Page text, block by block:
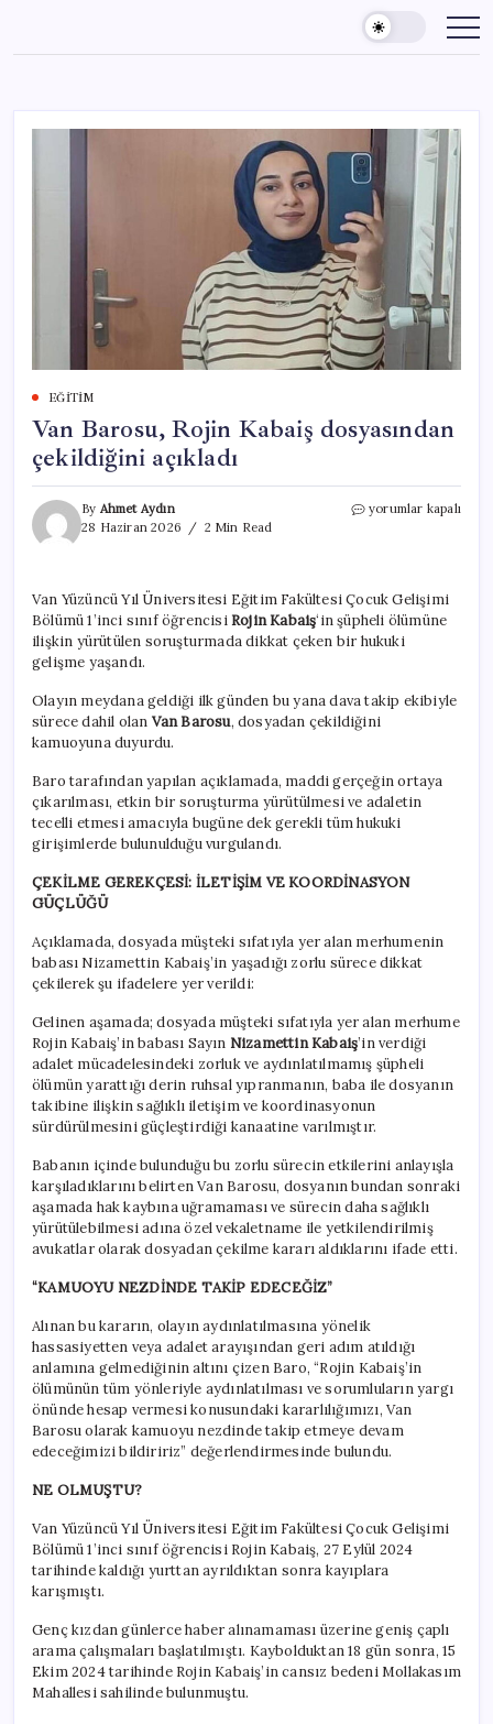
content
EĞITIM
Van Barosu, Rojin Kabaiş dosyasından
çekildiğini açıkladı
By Ahmet Aydın
28 Haziran 2026
2 Min Read
Van
çekildiğini
açıkladı
için
yorumlar kapalı
Van Yüzüncü Yıl Üniversitesi Eğitim Fakültesi Çocuk Gelişimi
Bölümü 1’inci sınıf öğrencisiRojin Kabaiş‘in şüpheli ölümüne
ilişkin yürütülen soruşturmada dikkat çeken bir hukuki
gelişme yaşandı.
Olayın meydana geldiği ilk günden bu yana dava takip ekibiyle
sürece dahil olan Van Barosu, dosyadan çekildiğini
kamuoyuna duyurdu.
Baro tarafından yapılan açıklamada, maddi gerçeğin ortaya
çıkarılması, etkin bir soruşturma yürütülmesi ve adaletin
tecelli etmesi amacıyla bugüne dek gerekli tüm hukuki
girişimlerde bulunulduğu vurgulandı.
ÇEKİLME GEREKÇESİ: İLETİŞİM VE KOORDİNASYON
GÜÇLÜĞÜ
Açıklamada, dosyada müşteki sıfatıyla yer alan merhumenin
babası Nizamettin Kabaiş’in yaşadığı zorlu sürece dikkat
çekilerek şu ifadelere yer verildi:
Gelinen aşamada; dosyada müşteki sıfatıyla yer alan merhume
Rojin Kabaiş’in babası Sayın Nizamettin Kabaiş’in verdiği
adalet mücadelesindeki zorluk ve aydınlatılmamış şüpheli
ölümün yarattığı derin ruhsal yıpranmanın, baba ile dosyanın
takibine ilişkin sağlıklı iletişim ve koordinasyonun
sürdürülmesini güçleştirdiği kanaatine varılmıştır.
Babanın içinde bulunduğu bu zorlu sürecin etkilerini anlayışla
karşıladıklarını belirten Van Barosu, dosyanın bundan sonraki
aşamada hak kaybına uğramaması ve sürecin daha sağlıklı
yürütülebilmesi adına özel vekaletname ile yetkilendirilmiş
avukatlar olarak dosyadan çekilme kararı aldıklarını ifade etti.
“KAMUOYU NEZDİNDE TAKİP EDECEĞİZ”
Alınan bu kararın, olayın aydınlatılmasına yönelik
hassasiyetten veya adalet arayışından geri adım atıldığı
anlamına gelmediğinin altını çizen Baro, “Rojin Kabaiş’in
ölümünün tüm yönleriyle aydınlatılması ve sorumluların yargı
önünde hesap vermesi konusundaki kararlılığımızı, Van
Barosu olarak kamuoyu nezdinde takip etmeye devam
edeceğimizi bildiririz” değerlendirmesinde bulundu.
NE OLMUŞTU?
Van Yüzüncü Yıl Üniversitesi Eğitim Fakültesi Çocuk Gelişimi
Bölümü 1’inci sınıf öğrencisi Rojin Kabaiş, 27 Eylül 2024
tarihinde kaldığı yurttan ayrıldıktan sonra kayıplara
karışmıştı.
Genç kızdan günlerce haber alınamaması üzerine geniş çaplı
arama çalışmaları başlatılmıştı. Kaybolduktan 18 gün sonra, 15
Ekim 2024 tarihinde Rojin Kabaiş’in cansız bedeni Mollakasım
Mahallesi sahilinde bulunmuştu.